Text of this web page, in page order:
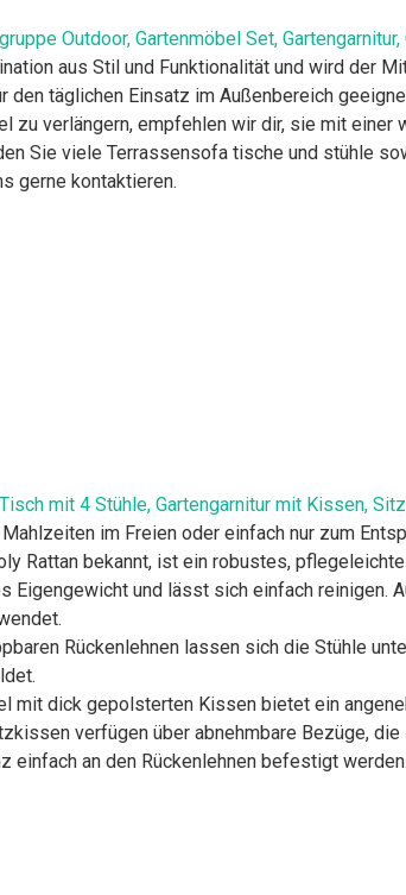
Outdoor, Gartenmöbel Set,
aus Stil und Funktionalität und wird der
täglichen Einsatz im Außenbereich
zu verlängern, empfehlen wir dir, sie mit
Sie viele Terrassensofa tische und stühle
gerne kontaktieren.
mit 4 Stühle, Gartengarnitur mit Kissen,
im Freien oder einfach nur zum
Rattan bekannt, ist ein robustes,
Eigengewicht und lässt sich einfach
Rückenlehnen lassen sich die Stühle
mit dick gepolsterten Kissen bietet ein
verfügen über abnehmbare Bezüge,
einfach an den Rückenlehnen befestigt werden.